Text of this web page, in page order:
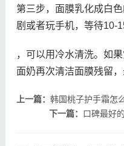
第三步，面膜乳化成白
剧或者玩手机，等待10-
，可以用冷水清洗。如
面奶再次清洁面膜残留
上一篇： 韩国桃子护手霜怎
下一篇： 口碑最好